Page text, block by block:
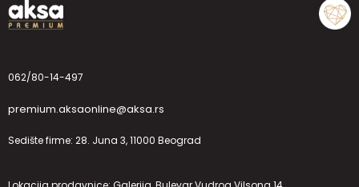
062/80-14-497
premium.aksaonline@aksa.rs
Sedište firme: 28. Juna 3, 11000 Beograd